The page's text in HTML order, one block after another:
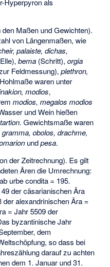
Hyperpyron als
Maßen und Gewichten).
von Längenmaßen, wie
palaiste, dichas,
bema(Schritt), orgia
Feldmessung), plethron,
waren unter
modios,
modios, megalos modios
und Wein hießen
. Gewichtsmaße waren
obolos, drachme,
undpesa.
der Zeitrechnung). Es gilt
Ären die Umrechnung:
urbe condita = 195.
der cäsarianischen Ära
alexandrinischen Ära =
= Jahr 5509 der
byzantinische Jahr
dem
so dass bei
darauf zu achten
dem 1. Januar und 31.